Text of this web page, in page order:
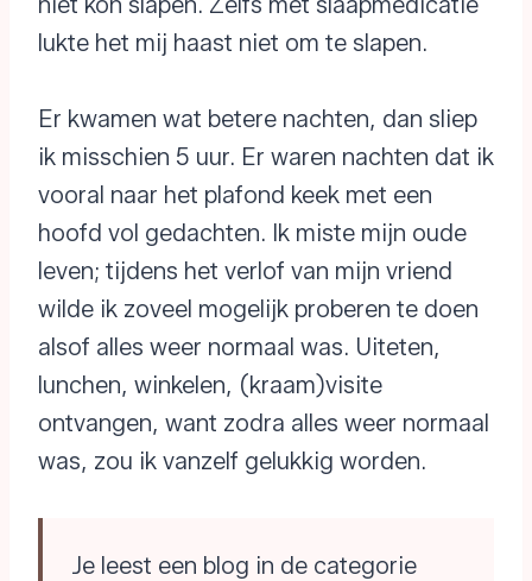
lukte het mij haast niet om te slapen.
Er kwamen wat betere nachten, dan sliep
ik misschien 5 uur. Er waren nachten dat ik
vooral naar het plafond keek met een
hoofd vol gedachten. Ik miste mijn oude
leven; tijdens het verlof van mijn vriend
wilde ik zoveel mogelijk proberen te doen
alsof alles weer normaal was. Uiteten,
lunchen, winkelen, (kraam)visite
ontvangen, want zodra alles weer normaal
was, zou ik vanzelf gelukkig worden.
Je leest een blog in de categorie